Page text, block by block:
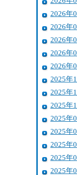
2026年
2026年
2026年
2026年
2026年
2025年
2025年
2025年
2025年
2025年
2025年
2025年
2025年